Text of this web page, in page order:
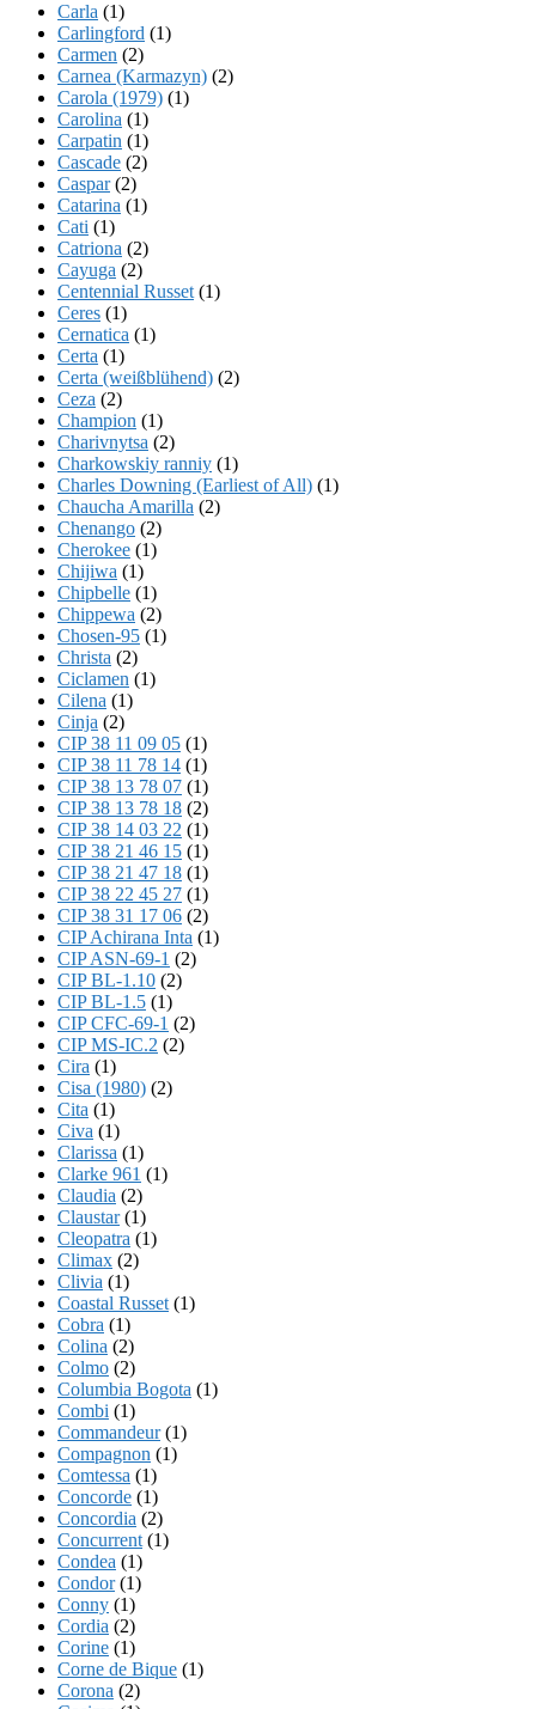
Carla (1)
Carlingford (1)
Carmen (2)
Carnea (Karmazyn) (2)
Carola (1979) (1)
Carolina (1)
Carpatin (1)
Cascade (2)
Caspar(2)
Catarina (1)
Cati (1)
Catriona (2)
Cayuga (2)
Centennial Russet (1)
Ceres (1)
Cernatica (1)
Certa (1)
Certa (weißblühend) (2)
Ceza (2)
Champion (1)
Charivnytsa (2)
Charkowskiy ranniy (1)
Charles Downing (Earliest of All) (1)
Chaucha Amarilla (2)
Chenango (2)
Cherokee (1)
Chijiwa (1)
Chipbelle (1)
Chippewa (2)
Chosen-95 (1)
Christa (2)
Ciclamen (1)
Cilena (1)
Cinja (2)
CIP 38 11 09 05 (1)
CIP 38 11 78 14 (1)
CIP 38 13 78 07 (1)
CIP 38 13 78 18 (2)
CIP 38 14 03 22 (1)
CIP 38 21 46 15 (1)
CIP 38 21 47 18 (1)
CIP 38 22 45 27 (1)
CIP 38 31 17 06 (2)
CIP Achirana Inta (1)
CIP ASN-69-1 (2)
CIP BL-1.10 (2)
CIP BL-1.5 (1)
CIP CFC-69-1 (2)
CIP MS-IC.2 (2)
Cira (1)
Cisa (1980) (2)
Cita (1)
Civa (1)
Clarissa (1)
Clarke 961 (1)
Claudia (2)
Claustar(1)
Cleopatra (1)
Climax (2)
Clivia (1)
Coastal Russet (1)
Cobra (1)
Colina (2)
Colmo (2)
Columbia Bogota (1)
Combi (1)
Commandeur(1)
Compagnon (1)
Comtessa (1)
Concorde (1)
Concordia (2)
Concurrent (1)
Condea (1)
Condor(1)
Conny (1)
Cordia (2)
Corine (1)
Corne de Bique (1)
Corona (2)